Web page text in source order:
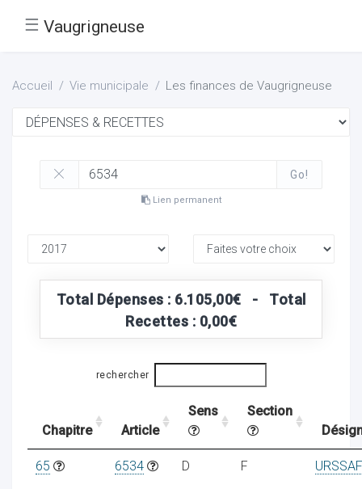
☰ Vaugrigneuse
Accueil Vie municipale Les finances de Vaugrigneuse
Go!
Lien permanent
Total Dépenses : 6.105,00€ - Total
Recettes : 0,00€
rechercher
Chapitre Article
Sens
Section
65 6534 D F